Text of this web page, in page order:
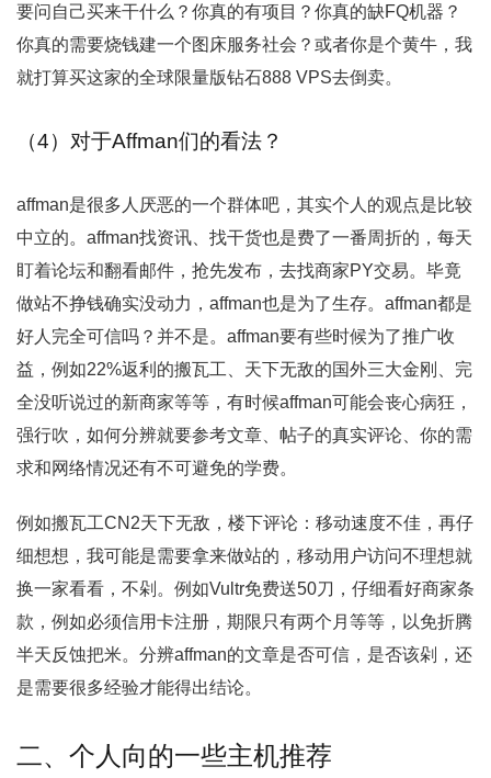
要问自己买来干什么？你真的有项目？你真的缺FQ机器？
你真的需要烧钱建一个图床服务社会？或者你是个黄牛，我
就打算买这家的全球限量版钻石888 VPS去倒卖。
（4）对于Affman们的看法？
affman是很多人厌恶的一个群体吧，其实个人的观点是比较
中立的。affman找资讯、找干货也是费了一番周折的，每天
盯着论坛和翻看邮件，抢先发布，去找商家PY交易。毕竟
做站不挣钱确实没动力，affman也是为了生存。affman都是
好人完全可信吗？并不是。affman要有些时候为了推广收
益，例如22%返利的搬瓦工、天下无敌的国外三大金刚、完
全没听说过的新商家等等，有时候affman可能会丧心病狂，
强行吹，如何分辨就要参考文章、帖子的真实评论、你的需
求和网络情况还有不可避免的学费。
例如搬瓦工CN2天下无敌，楼下评论：移动速度不佳，再仔
细想想，我可能是需要拿来做站的，移动用户访问不理想就
换一家看看，不剁。例如Vultr免费送50刀，仔细看好商家条
款，例如必须信用卡注册，期限只有两个月等等，以免折腾
半天反蚀把米。分辨affman的文章是否可信，是否该剁，还
是需要很多经验才能得出结论。
二、个人向的一些主机推荐